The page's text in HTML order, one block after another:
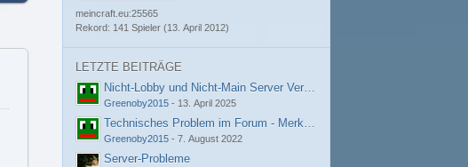
meincraft.eu:25565
Rekord: 141 Spieler (13. April 2012)
LETZTE BEITRÄGE
Nicht-Lobby und Nicht-Main Server Verbindungsprobleme
Greenoby2015- 13. April 2025
Technisches Problem im Forum - Merkwürdige Fehlermeldung
Greenoby2015- 7. August 2022
Server-Probleme